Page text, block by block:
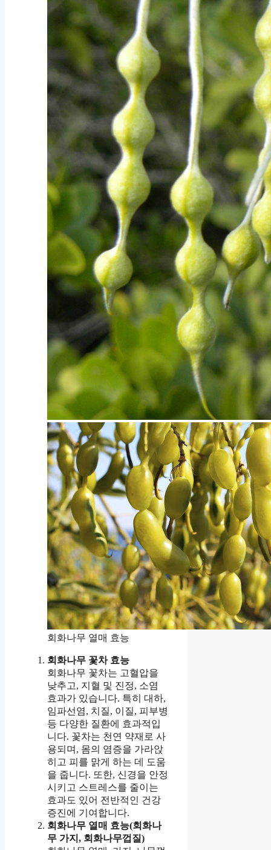
회화나무 열매 효능
회화나무 꽃차 효능
회화나무 꽃차는 고혈압을
낮추고, 지혈 및 진정, 소염
효과가 있습니다. 특히 대하,
임파선염, 치질, 이질, 피부병
등 다양한 질환에 효과적입
니다. 꽃차는 천연 약재로 사
용되며, 몸의 염증을 가라앉
히고 피를 맑게 하는 데 도움
을 줍니다. 또한, 신경을 안정
시키고 스트레스를 줄이는
효과도 있어 전반적인 건강
증진에 기여합니다.
회화나무 열매 효능(회화나
무 가지, 회화나무껍질)